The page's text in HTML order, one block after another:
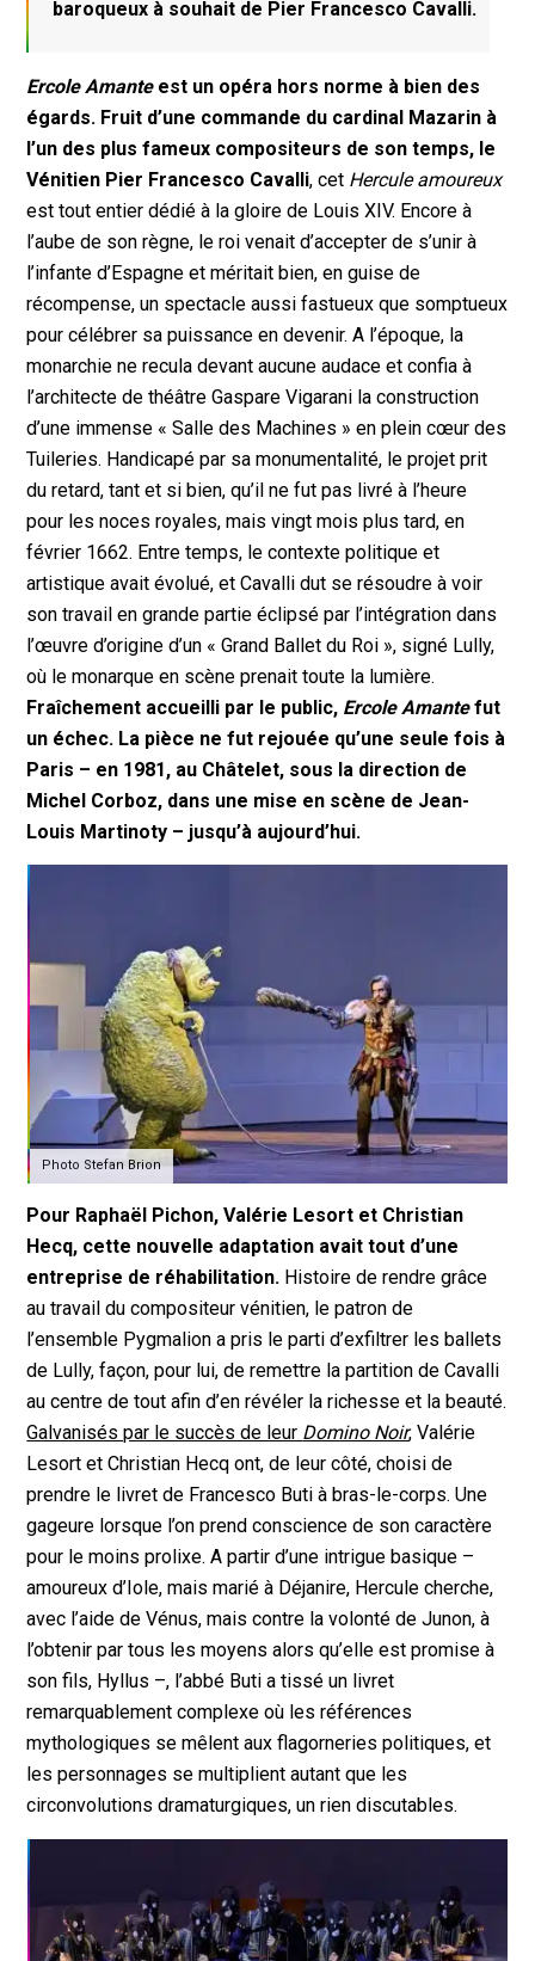
baroqueux à souhait de Pier Francesco Cavalli.
Ercole Amanteest un opéra hors norme à bien des
égards. Fruit d’une commande du cardinal Mazarin à
l’un des plus fameux compositeurs de son temps, le
Vénitien Pier Francesco Cavalli, cet Hercule amoureux
est tout entier dédié à la gloire de Louis XIV. Encore à
l’aube de son règne, le roi venait d’accepter de s’unir à
l’infante d’Espagne et méritait bien, en guise de
récompense, un spectacle aussi fastueux que somptueux
pour célébrer sa puissance en devenir. A l’époque, la
monarchie ne recula devant aucune audace et confia à
l’architecte de théâtre Gaspare Vigarani la construction
d’une immense « Salle des Machines » en plein cœur des
Tuileries. Handicapé par sa monumentalité, le projet prit
du retard, tant et si bien, qu’il ne fut pas livré à l’heure
pour les noces royales, mais vingt mois plus tard, en
février 1662. Entre temps, le contexte politique et
artistique avait évolué, et Cavalli dut se résoudre à voir
son travail en grande partie éclipsé par l’intégration dans
l’œuvre d’origine d’un « Grand Ballet du Roi », signé Lully,
où le monarque en scène prenait toute la lumière.
Fraîchement accueilli par le public, Ercole Amantefut
un échec. La pièce ne fut rejouée qu’une seule fois à
Paris – en 1981, au Châtelet, sous la direction de
Michel Corboz, dans une mise en scène de Jean-
Louis Martinoty – jusqu’à aujourd’hui.
Photo Stefan Brion
Pour Raphaël Pichon, Valérie Lesort et Christian
Hecq, cette nouvelle adaptation avait tout d’une
entreprise de réhabilitation. Histoire de rendre grâce
au travail du compositeur vénitien, le patron de
l’ensemble Pygmalion a pris le parti d’exfiltrer les ballets
de Lully, façon, pour lui, de remettre la partition de Cavalli
au centre de tout afin d’en révéler la richesse et la beauté.
Galvanisés par le succès de leur Domino Noir, Valérie
Lesort et Christian Hecq ont, de leur côté, choisi de
prendre le livret de Francesco Buti à bras-le-corps. Une
gageure lorsque l’on prend conscience de son caractère
pour le moins prolixe. A partir d’une intrigue basique –
amoureux d’Iole, mais marié à Déjanire, Hercule cherche,
avec l’aide de Vénus, mais contre la volonté de Junon, à
l’obtenir par tous les moyens alors qu’elle est promise à
son fils, Hyllus –, l’abbé Buti a tissé un livret
remarquablement complexe où les références
mythologiques se mêlent aux flagorneries politiques, et
les personnages se multiplient autant que les
circonvolutions dramaturgiques, un rien discutables.